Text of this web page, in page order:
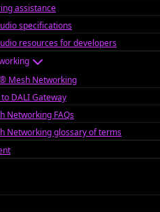
assistance
specifications
resources for developers
Mesh Networking
DALI Gateway
Networking FAQs
Networking glossary of terms